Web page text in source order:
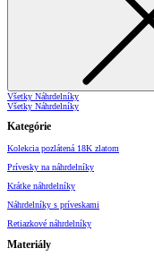
Všetky Náhrdelníky
Všetky Náhrdelníky
Kategórie
Kolekcia pozlátená 18K zlatom
Prívesky na náhrdelníky
Krátke náhrdelníky
Náhrdelníky s príveskami
Retiazkové náhrdelníky
Materiály